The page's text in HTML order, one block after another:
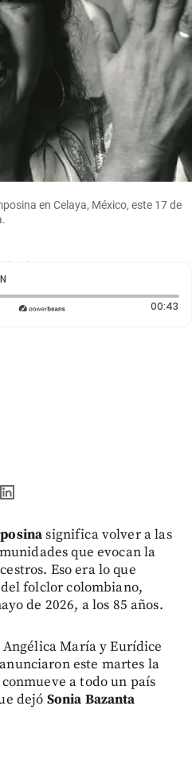
en Celaya, México, este 17 de
0 segundos 00:43
significa volver a las
que evocan la
Eso era lo que
folclor colombiano,
de 2026, a los 85 años.
María y Eurídice
este martes la
a todo un país
dejó Sonia Bazanta